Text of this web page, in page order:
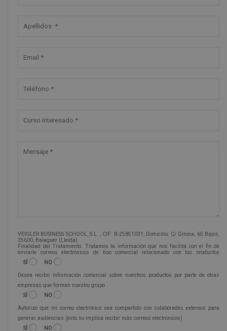
VEIGLER BUSINESS SCHOOL, S.L. , CIF: B-25851031, Domicilio: C/ Girona, 65 Bajos,
25600, Balaguer (Lleida).
Finalidad del Tratamiento: Tratamos la información que nos facilita con el fin de
enviarle correos electrónicos de tipo comercial relacionado con los productos
ofrecidos y otros tipo de productos que fueran de su interés.
Legitimación del tratamiento: Consentimiento del interesado.
a la dirección info@veigleformacion.com.
Para más información consulte nuestra Política de Privacidad.
Desea recibir información comercial (vía telefónica y/o email):
SÍ
NO
Desea recibir información comercial sobre nuestros productos por parte de otras
empresas que forman nuestro grupo
SÍ
NO
Autorizo que mi correo electrónico sea compartido con colaborades externos para
generar audiencias (esto no implica recibir más correos electrónicos)
SÍ
NO